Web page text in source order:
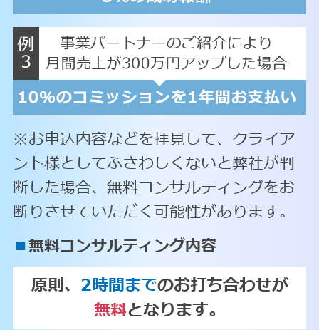
※お申込内容などを拝見して、クライア
ント様としてふさわしくないと弊社が判
断した場合、無料コンサルティングをお
断りさせていただく可能性があります。
■無料コンサルティング内容
原則、 2時間までのお打ち合わせが
無料となります。